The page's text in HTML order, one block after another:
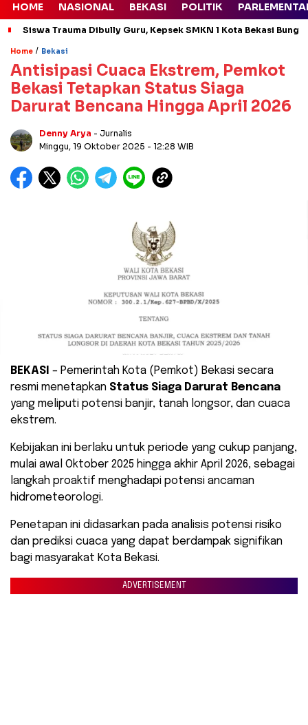
HOME NASIONAL BEKASI POLITIK
Siswa Trauma Dibully Guru, Kepsek SMKN 1 Kota Bekasi
Home / Bekasi
Antisipasi Cuaca Ekstrem, Pemkot
Bekasi Tetapkan Status Siaga
Darurat Bencana Hingga April 2026
Denny Arya - Jurnalis
Minggu, 19 Oktober 2025 - 12:28 WIB
BEKASI – Pemerintah Kota (Pemkot) Bekasi secara
resmi menetapkan Status Siaga Darurat Bencana
yang meliputi potensi banjir, tanah longsor, dan cuaca
ekstrem.
Kebijakan ini berlaku untuk periode yang cukup panjang,
mulai awal Oktober 2025 hingga akhir April 2026, sebagai
langkah proaktif menghadapi potensi ancaman
hidrometeorologi.
​Penetapan ini didasarkan pada analisis potensi risiko
dan prediksi cuaca yang dapat berdampak signifikan
bagi masyarakat Kota Bekasi.
ADVERTISEMENT